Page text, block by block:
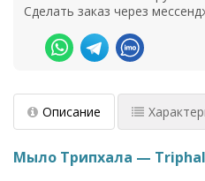
Сделать заказ через
Описание
Мыло Трипхала —